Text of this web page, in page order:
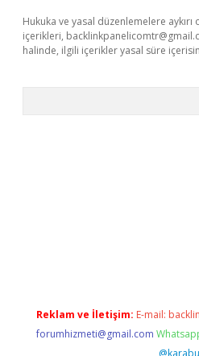
Hukuka ve yasal düzenlemelere
içerikleri,
halinde, ilgili içerikler yasal süre
Reklam ve İletişim: E-mail:
forumhizmeti@gmail.com